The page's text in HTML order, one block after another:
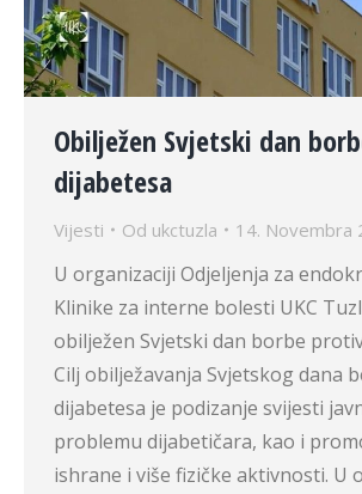
Obilježen Svjetski dan
dijabetesa
Vijesti Od ukctuzla 14. Novembra
U organizaciji Odjeljenja za
Klinike za interne bolesti UKC
obilježen Svjetski dan borbe
Cilj obilježavanja Svjetskog dana
dijabetesa je podizanje svijesti
problemu dijabetičara, kao i
ishrane i više fizičke aktivnosti. U